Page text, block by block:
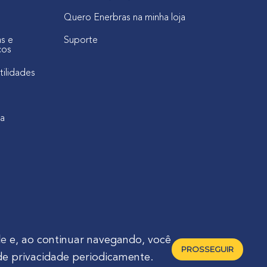
e
Quero Enerbras na minha loja
Suporte
- Brasil 🇧🇷
e, ao continuar navegando, você
privacidade periodicamente.
PROSSEGUIR